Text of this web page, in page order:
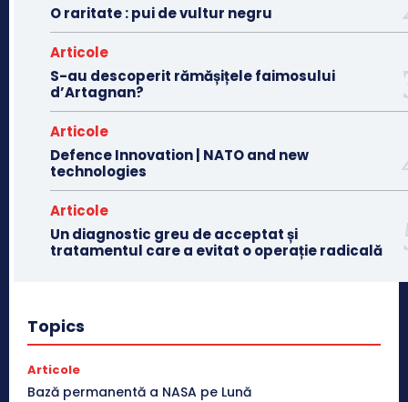
O raritate : pui de vultur negru
Articole
S-au descoperit rămășițele faimosului
d’Artagnan?
Articole
Defence Innovation | NATO and new
technologies
Articole
Un diagnostic greu de acceptat și
tratamentul care a evitat o operație radicală
Topics
Articole
Bază permanentă a NASA pe Lună